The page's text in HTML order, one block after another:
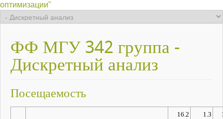
оптимизации"
ФФ МГУ 342 группа -
Дискретный анализ
Посещаемость
16.2 1.3